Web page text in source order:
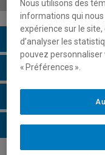
Description du
Horaire - Été 2026
Horaire - Automne
Horaire - Hiver 2027
Nous utilisons des
informations qui
expérience sur le
d’analyser les
pouvez
« Préférences ».